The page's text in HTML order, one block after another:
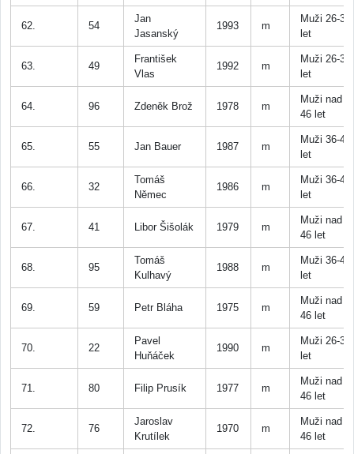
62. 54
Jan
Jasanský
1993 m
Muži 26-35
let
63. 49
František
Vlas
1992 m
Muži 26-35
let
64. 96 Zdeněk Brož 1978 m
Muži nad
46 let
65. 55 Jan Bauer 1987 m
Muži 36-45
let
66. 32
Tomáš
Němec
1986 m
Muži 36-45
let
67. 41 Libor Šišolák 1979 m
Muži nad
46 let
68. 95
Tomáš
Kulhavý
1988 m
Muži 36-45
let
69. 59 Petr Bláha 1975 m
Muži nad
46 let
70. 22
Pavel
Huňáček
1990 m
Muži 26-35
let
71. 80 Filip Prusík 1977 m
Muži nad
46 let
72. 76
Jaroslav
Krutílek
1970 m
Muži nad
46 let